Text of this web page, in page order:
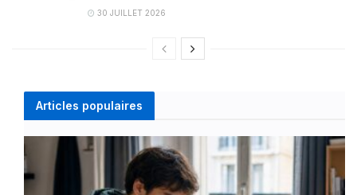
30 JUILLET 2026
Articles populaires